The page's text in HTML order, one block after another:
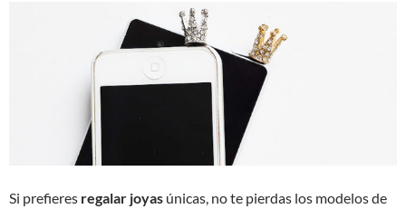
Si prefieres regalar joyas únicas, no te pierdas los modelos de